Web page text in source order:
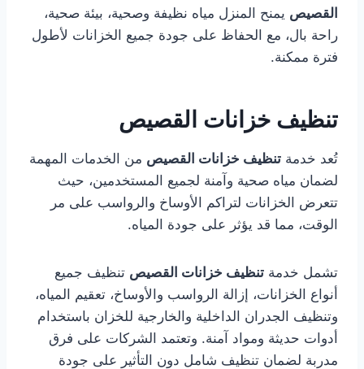
القصيص يمنح المنزل مياه نظيفة وصحية، بيئة صحية،
راحة بال، مع الحفاظ على جودة جميع الخزانات لأطول
فترة ممكنة.
تنظيف خزانات القصيص
تُعد خدمة تنظيف خزانات القصيص من الخدمات المهمة
لضمان مياه صحية وآمنة لجميع المستخدمين، حيث
تتعرض الخزانات لتراكم الأوساخ والرواسب على مر
الوقت، مما قد يؤثر على جودة المياه.
تشمل خدمة تنظيف خزانات القصيص تنظيف جميع
أنواع الخزانات، إزالة الرواسب والأوساخ، تعقيم المياه،
وتنظيف الجدران الداخلية والخارجية للخزان باستخدام
أدوات حديثة ومواد آمنة. وتعتمد الشركات على فرق
مدربة لضمان تنظيف شامل دون التأثير على جودة